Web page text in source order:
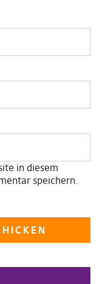
in diesem
speichern.